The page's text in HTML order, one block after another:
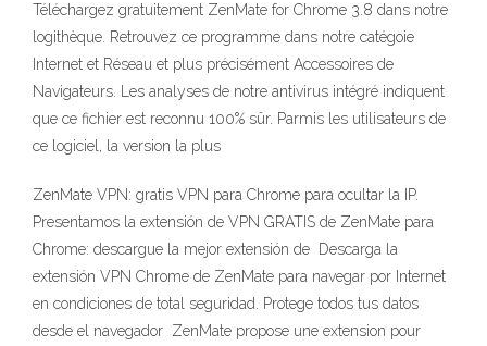
Téléchargez gratuitement ZenMate for Chrome 3.8 dans notre
logithèque. Retrouvez ce programme dans notre catégoie
Internet et Réseau et plus précisément Accessoires de
Navigateurs. Les analyses de notre antivirus intégré indiquent
que ce fichier est reconnu 100% sûr. Parmis les utilisateurs de
ce logiciel, la version la plus
ZenMate VPN: gratis VPN para Chrome para ocultar la IP.
Presentamos la extensión de VPN GRATIS de ZenMate para
Chrome: descargue la mejor extensión de Descarga la
extensión VPN Chrome de ZenMate para navegar por Internet
en condiciones de total seguridad. Protege todos tus datos
desde el navegador ZenMate propose une extension pour